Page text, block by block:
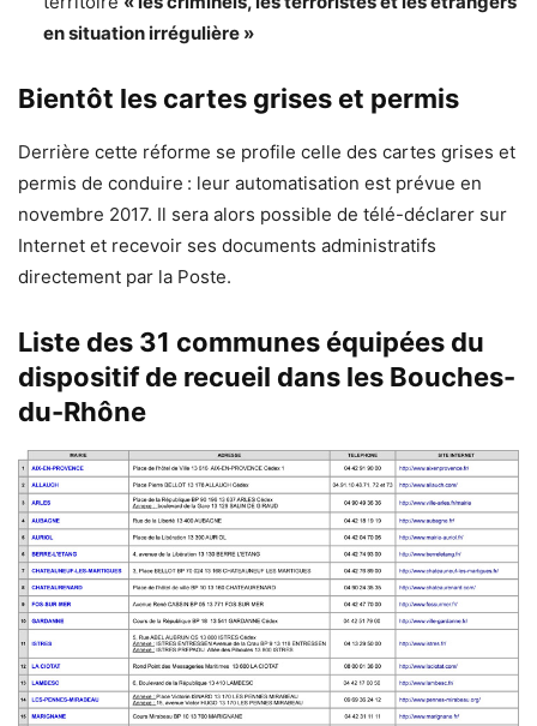
en situation irrégulière »
Bientôt les cartes grises et permis
Derrière cette réforme se profile celle des cartes grises et
permis de conduire : leur automatisation est prévue en
novembre 2017. Il sera alors possible de télé-déclarer sur
Internet et recevoir ses documents administratifs
directement par la Poste.
Liste des 31 communes équipées du
dispositif de recueil dans les Bouches-
du-Rhône